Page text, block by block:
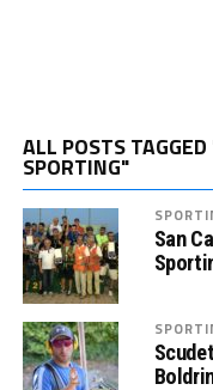
ALL POSTS
SPORTING"
San